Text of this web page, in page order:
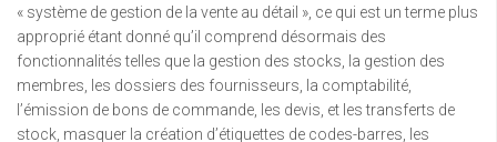
« système de gestion de la vente au détail », ce qui est un terme plus
approprié étant donné qu’il comprend désormais des
fonctionnalités telles que la gestion des stocks, la gestion des
membres, les dossiers des fournisseurs, la comptabilité,
l’émission de bons de commande, les devis, et les transferts de
stock, masquer la création d’étiquettes de codes-barres, les